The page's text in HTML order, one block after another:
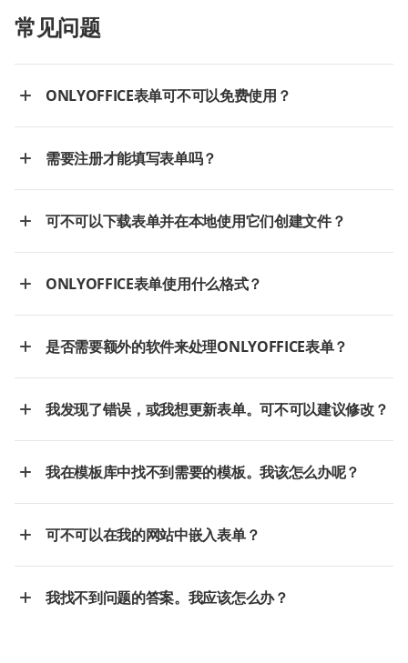
常见问题
ONLYOFFICE表单可不可以免费使用？
需要注册才能填写表单吗？
可不可以下载表单并在本地使用它们创建文件？
ONLYOFFICE表单使用什么格式？
是否需要额外的软件来处理ONLYOFFICE表单？
我发现了错误，或我想更新表单。可不可以建议修改？
我在模板库中找不到需要的模板。我该怎么办呢？
可不可以在我的网站中嵌入表单？
我找不到问题的答案。我应该怎么办？